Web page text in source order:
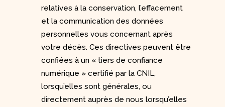
relatives à la conservation, l’effacement
et la communication des données
personnelles vous concernant après
votre décès. Ces directives peuvent être
confiées à un « tiers de confiance
numérique » certifié par la CNIL,
lorsqu’elles sont générales, ou
directement auprès de nous lorsqu’elles